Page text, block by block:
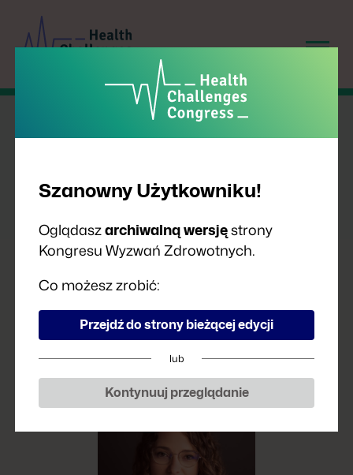
Szanowny Użytkowniku!
Oglądaszarchiwalną wersjęstrony
Kongresu Wyzwań Zdrowotnych.
Co możesz zrobić:
Przejdź do strony bieżącej edycji
lub
Kontynuuj przeglądanie